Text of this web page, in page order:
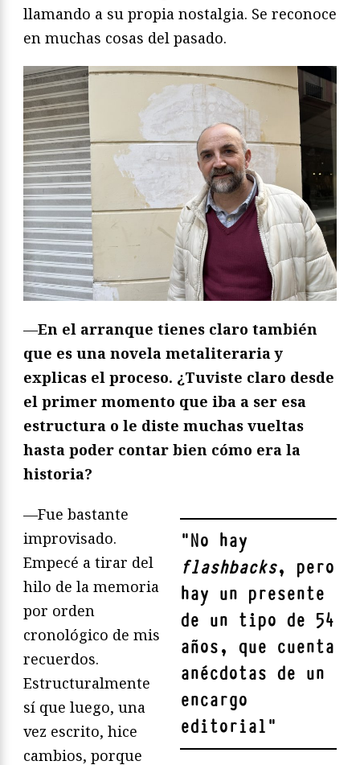
llamando a su propia nostalgia. Se reconoce
en muchas cosas del pasado.
—En el arranque tienes claro también
que es una novela metaliteraria y
explicas el proceso. ¿Tuviste claro desde
el primer momento que iba a ser esa
estructura o le diste muchas vueltas
hasta poder contar bien cómo era la
historia?
"No hay
flashbacks, pero
hay un presente
de un tipo de 54
años, que cuenta
anécdotas de un
encargo
editorial"
—Fue bastante
improvisado.
Empecé a tirar del
hilo de la memoria
por orden
cronológico de mis
recuerdos.
Estructuralmente
sí que luego, una
vez escrito, hice
cambios, porque